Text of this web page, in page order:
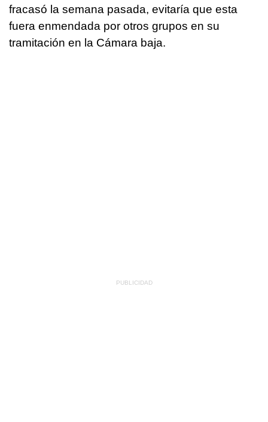
fracasó la semana pasada, evitaría que esta
fuera enmendada por otros grupos en su
tramitación en la Cámara baja.